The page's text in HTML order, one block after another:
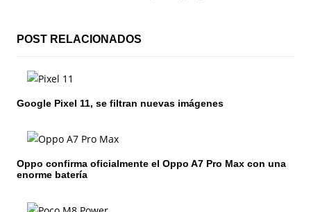
i
n
d
e
e
POST RELACIONADOS
Google Pixel 11, se filtran nuevas imágenes
Oppo confirma oficialmente el Oppo A7 Pro Max con una
enorme batería